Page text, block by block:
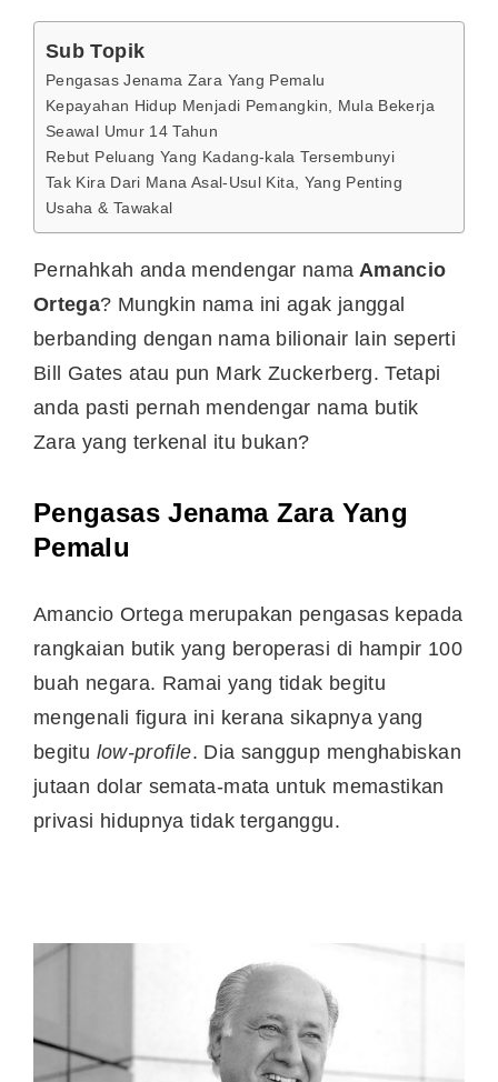
Sub Topik
Pengasas Jenama Zara Yang Pemalu
Kepayahan Hidup Menjadi Pemangkin, Mula Bekerja
Seawal Umur 14 Tahun
Rebut Peluang Yang Kadang-kala Tersembunyi
Tak Kira Dari Mana Asal-Usul Kita, Yang Penting
Usaha & Tawakal
Pernahkah anda mendengar nama Amancio
Ortega? Mungkin nama ini agak janggal
berbanding dengan nama bilionair lain seperti
Bill Gates atau pun Mark Zuckerberg. Tetapi
anda pasti pernah mendengar nama butik
Zara yang terkenal itu bukan?
Pengasas Jenama Zara Yang
Pemalu
Amancio Ortega merupakan pengasas kepada
rangkaian butik yang beroperasi di hampir 100
buah negara. Ramai yang tidak begitu
mengenali figura ini kerana sikapnya yang
begitu low-profile. Dia sanggup menghabiskan
jutaan dolar semata-mata untuk memastikan
privasi hidupnya tidak terganggu.